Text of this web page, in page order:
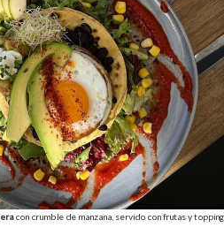
con crumble de manzana, servido con frutas y topping